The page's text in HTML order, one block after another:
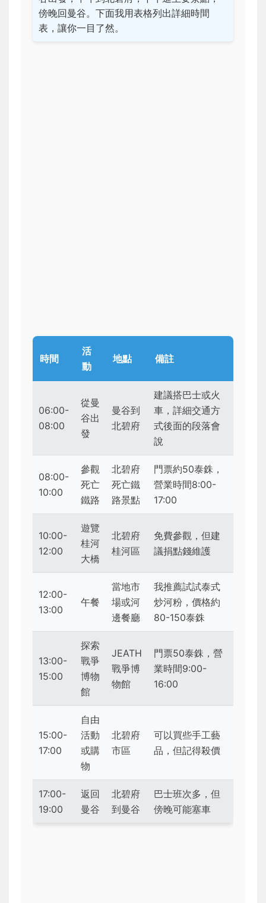
傍晚回曼谷。下面我用表格列出詳細時間
表，讓你一目了然。
時間
活
動
地點 備註
06:00-
08:00
從曼
谷出
發
曼谷到
北碧府
建議搭巴士或火
車，詳細交通方
式後面的段落會
說
08:00-
10:00
參觀
死亡
鐵路
北碧府
死亡鐵
路景點
門票約50泰銖，
營業時間8:00-
17:00
10:00-
12:00
遊覽
桂河
大橋
北碧府
桂河區
免費參觀，但建
議捐點錢維護
12:00-
13:00
午餐
當地市
場或河
邊餐廳
我推薦試試泰式
炒河粉，價格約
80-150泰銖
13:00-
15:00
探索
戰爭
博物
館
JEATH
戰爭博
物館
門票50泰銖，營
業時間9:00-
16:00
15:00-
17:00
自由
活動
或購
物
北碧府
市區
可以買些手工藝
品，但記得殺價
17:00-
19:00
返回
曼谷
北碧府
到曼谷
巴士班次多，但
傍晚可能塞車